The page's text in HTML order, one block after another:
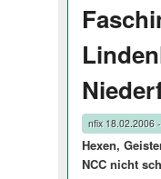
nfix18.02.2006
Hexen,
NCC nicht